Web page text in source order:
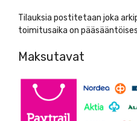
Tilauksia postitetaan joka
toimitusaika on
Maksutavat